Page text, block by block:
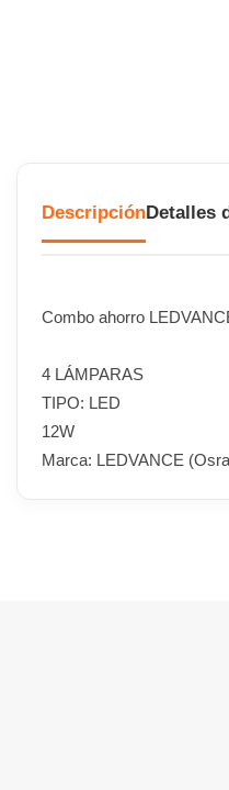
DescripciónDetalles
Combo ahorro
4 LÁMPARAS
TIPO: LED
12W
Marca: LEDVANCE